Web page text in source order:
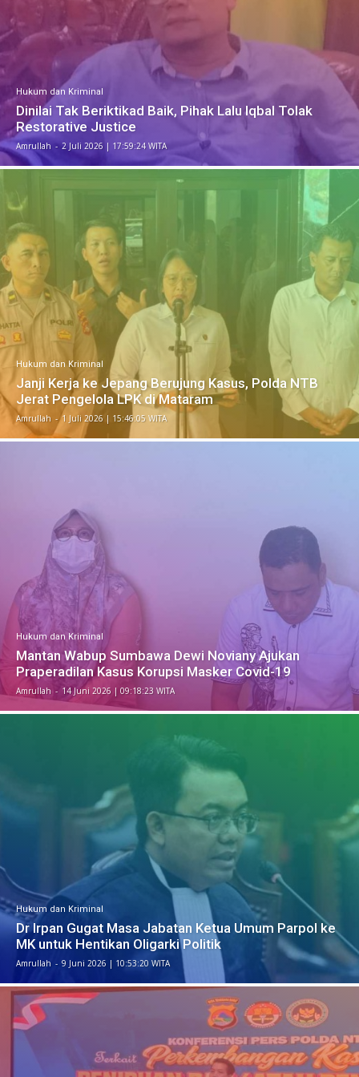
Hukum dan Kriminal
Dinilai Tak Beriktikad Baik, Pihak Lalu Iqbal Tolak
Restorative Justice
Amrullah - ​2 Juli 2026 | 17:59:24 WITA
Hukum dan Kriminal
Janji Kerja ke Jepang Berujung Kasus, Polda NTB
Jerat Pengelola LPK di Mataram
Amrullah - ​1 Juli 2026 | 15:46:05 WITA
Hukum dan Kriminal
Mantan Wabup Sumbawa Dewi Noviany Ajukan
Praperadilan Kasus Korupsi Masker Covid-19
Amrullah - ​14 Juni 2026 | 09:18:23 WITA
Hukum dan Kriminal
​Dr Irpan Gugat Masa Jabatan Ketua Umum Parpol ke
MK untuk Hentikan Oligarki Politik
Amrullah - ​9 Juni 2026 | 10:53:20 WITA